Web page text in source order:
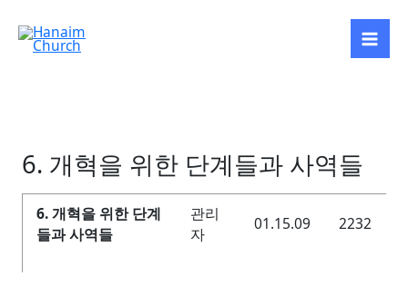
content
6. 개혁을 위한 단계들과 사역들
6. 개혁을 위한 단계
들과 사역들
관리
자
01.15.09 2232